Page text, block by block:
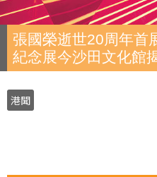
張國榮逝世20周年首
紀念展今沙田文化館
港聞